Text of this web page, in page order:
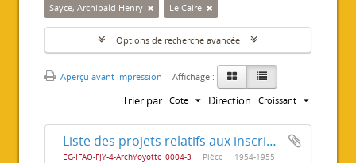
Sayce, Archibald Henry Le Caire
Options de recherche avancée
Aperçu avant impression Affichage :
Trier par: Cote Direction: Croissant
Liste des projets relatifs aux inscriptions cariennes
EG-IFAO-FJY-4-ArchYoyotte_0004-3 Pièce
1954-1955